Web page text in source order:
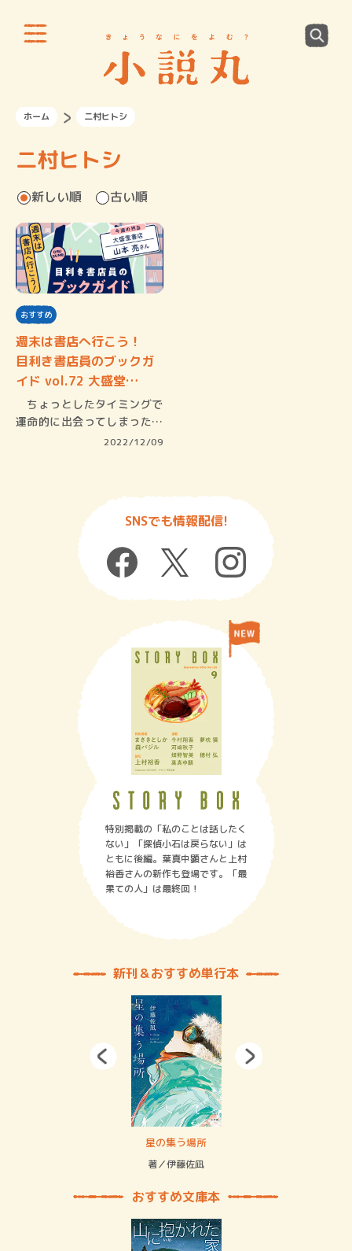
ホーム 二村ヒトシ
二村ヒトシ
新しい順 古い順
おすすめ
週末は書店へ行こう！
目利き書店員のブックガ
イド vol.72 大盛堂…
ちょっとしたタイミングで
運命的に出会ってしまった人
2022/12/09
SNSでも情報配信!
特別掲載の「私のことは話したく
ない」「探偵小石は戻らない」は
ともに後編。葉真中顕さんと上村
裕香さんの新作も登場です。「最
果ての人」は最終回！
新刊＆おすすめ単行本
星の集う場所
著／伊藤佐凪
おすすめ文庫本